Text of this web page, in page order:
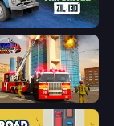
Russian Car Driver ZIL 130
Fire Truck Driving School